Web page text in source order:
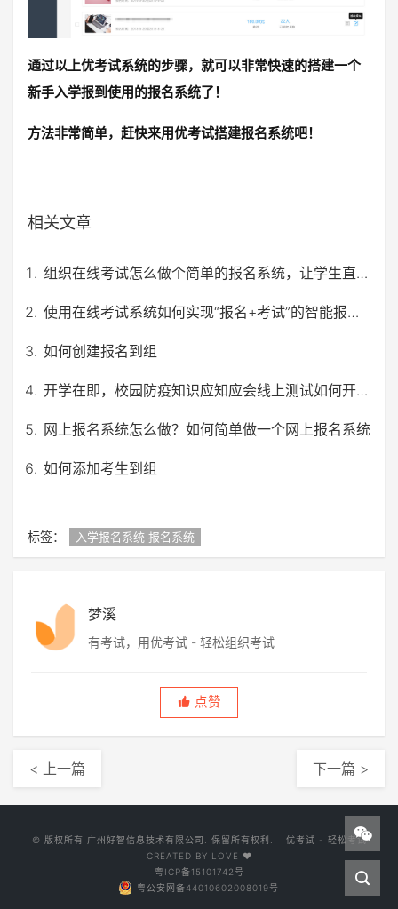
通过以上优考试系统的步骤，就可以非常快速的搭建一个
新手入学报到使用的报名系统了！
方法非常简单，赶快来用优考试搭建报名系统吧！
相关文章
组织在线考试怎么做个简单的报名系统，让学生直接报名考试？
使用在线考试系统如何实现“报名+考试”的智能报考方式？
如何创建报名到组
开学在即，校园防疫知识应知应会线上测试如何开展？
网上报名系统怎么做？如何简单做一个网上报名系统
如何添加考生到组
标签： 入学报名系统 报名系统
梦溪
有考试，用优考试 - 轻松组织考试
点赞
< 上一篇 下一篇 >
© 版权所有 广州好智信息技术有限公司 . 保留所有权利.
优考试 - 轻松考试
CREATED BY LOVE ♥
粤ICP备15101742号
粤公安网备44010602008019号